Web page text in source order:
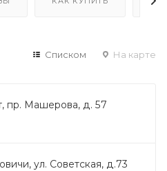
Списком На карте
пр. Машерова, д. 57
ул. Советская, д.73